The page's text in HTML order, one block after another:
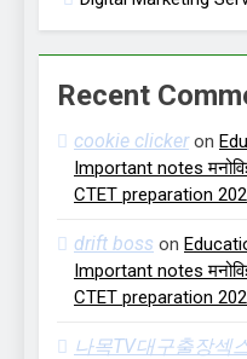
Recent
cookie clickeron
Important notes
CTET preparation
drift boss on
Important notes
CTET preparation
나목TV대구출장섹